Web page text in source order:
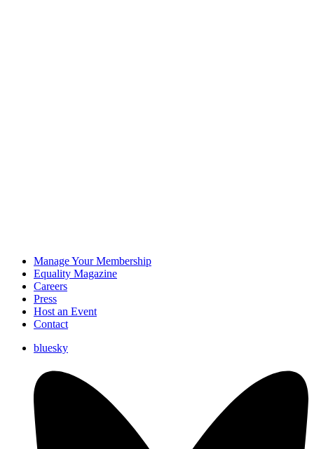
Manage Your Membership
Equality Magazine
Careers
Press
Host an Event
Contact
bluesky